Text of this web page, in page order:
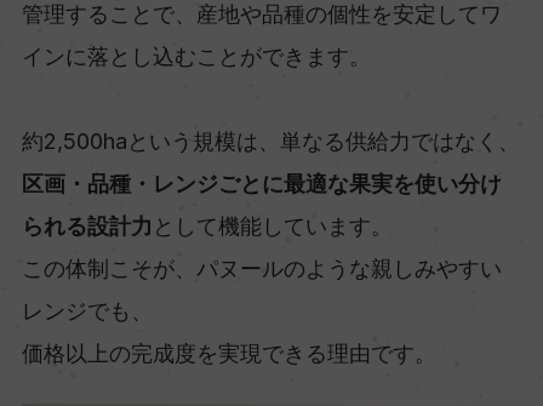
管理することで、産地や品種の個性を安定してワ
インに落とし込むことができます。
約2,500haという規模は、単なる供給力ではなく、
区画・品種・レンジごとに最適な果実を使い分け
られる設計力 として機能しています。
この体制こそが、パヌールのような親しみやすい
レンジでも、
価格以上の完成度を実現できる理由です。